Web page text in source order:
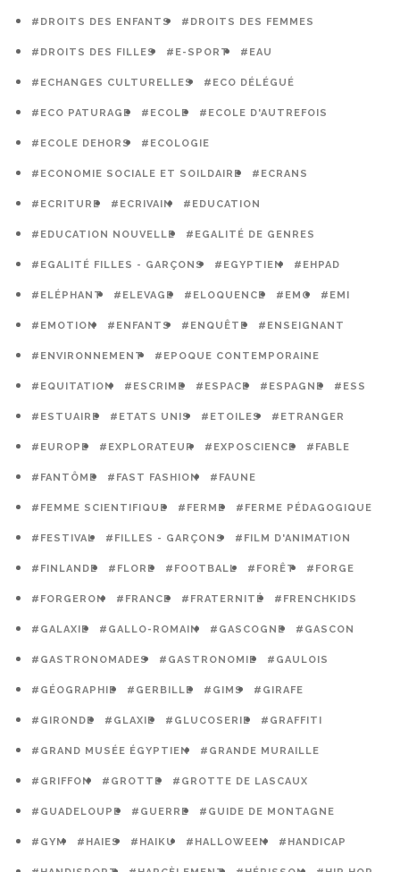
#DROITS DES ENFANTS #DROITS DES FEMMES
#DROITS DES FILLES #E-SPORT #EAU
#ECHANGES CULTURELLES #ECO DÉLÉGUÉ
#ECO PATURAGE #ECOLE #ECOLE D'AUTREFOIS
#ECOLE DEHORS #ECOLOGIE
#ECONOMIE SOCIALE ET SOILDAIRE #ECRANS
#ECRITURE #ECRIVAIN #EDUCATION
#EDUCATION NOUVELLE #EGALITÉ DE GENRES
#EGALITÉ FILLES - GARÇONS #EGYPTIEN #EHPAD
#ELÉPHANT #ELEVAGE #ELOQUENCE #EMC #EMI
#EMOTION #ENFANTS #ENQUÊTE #ENSEIGNANT
#ENVIRONNEMENT #EPOQUE CONTEMPORAINE
#EQUITATION #ESCRIME #ESPACE #ESPAGNE #ESS
#ESTUAIRE #ETATS UNIS #ETOILES #ETRANGER
#EUROPE #EXPLORATEUR #EXPOSCIENCE #FABLE
#FANTÔME #FAST FASHION #FAUNE
#FEMME SCIENTIFIQUE #FERME #FERME PÉDAGOGIQUE
#FESTIVAL #FILLES - GARÇONS #FILM D'ANIMATION
#FINLANDE #FLORE #FOOTBALL #FORÊT #FORGE
#FORGERON #FRANCE #FRATERNITÉ #FRENCHKIDS
#GALAXIE #GALLO-ROMAIN #GASCOGNE #GASCON
#GASTRONOMADES #GASTRONOMIE #GAULOIS
#GÉOGRAPHIE #GERBILLE #GIMS #GIRAFE
#GIRONDE #GLAXIE #GLUCOSERIE #GRAFFITI
#GRAND MUSÉE ÉGYPTIEN #GRANDE MURAILLE
#GRIFFON #GROTTE #GROTTE DE LASCAUX
#GUADELOUPE #GUERRE #GUIDE DE MONTAGNE
#GYM #HAIES #HAIKU #HALLOWEEN #HANDICAP